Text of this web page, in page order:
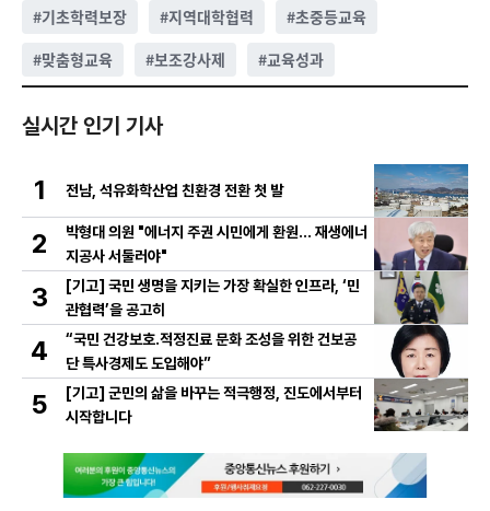
#기초학력보장 #지역대학협력 #초중등교육
#맞춤형교육 #보조강사제 #교육성과
실시간 인기 기사
1 전남, 석유화학산업 친환경 전환 첫 발
2
박형대 의원 "에너지 주권 시민에게 환원... 재생에너
지공사 서둘러야"
3
[기고] 국민 생명을 지키는 가장 확실한 인프라, ‘민
관협력’을 공고히
4
“국민 건강보호․적정진료 문화 조성을 위한 건보공
단 특사경제도 도입해야”
5
[기고] 군민의 삶을 바꾸는 적극행정, 진도에서부터
시작합니다